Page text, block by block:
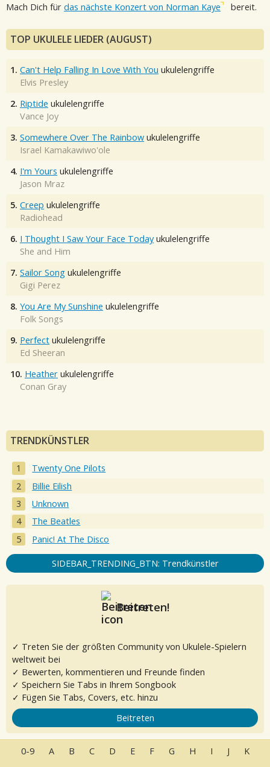
Mach Dich für das nächste Konzert von Norman Kaye bereit.
TOP UKULELE LIEDER (AUGUST)
1. Can't Help Falling In Love With You ukulelengriffe
Elvis Presley
2. Riptide ukulelengriffe
Vance Joy
3. Somewhere Over The Rainbow ukulelengriffe
Israel Kamakawiwo'ole
4. I'm Yours ukulelengriffe
Jason Mraz
5. Creep ukulelengriffe
Radiohead
6. I Thought I Saw Your Face Today ukulelengriffe
She and Him
7. Sailor Song ukulelengriffe
Gigi Perez
8. You Are My Sunshine ukulelengriffe
Folk Songs
9. Perfect ukulelengriffe
Ed Sheeran
10. Heather ukulelengriffe
Conan Gray
TRENDKÜNSTLER
Twenty One Pilots
Billie Eilish
Unknown
The Beatles
Panic! At The Disco
SIDEBAR_TRENDING_BTN: Trendkünstler
Beitreten!
✓ Treten Sie der größten Community von Ukulele-Spielern
weltweit bei
✓ Bewerten, kommentieren und Freunde finden
✓ Speichern Sie Tabs in Ihrem Songbook
✓ Fügen Sie Tabs, Covers, etc. hinzu
Beitreten
0-9 A B C D E F G H I J K